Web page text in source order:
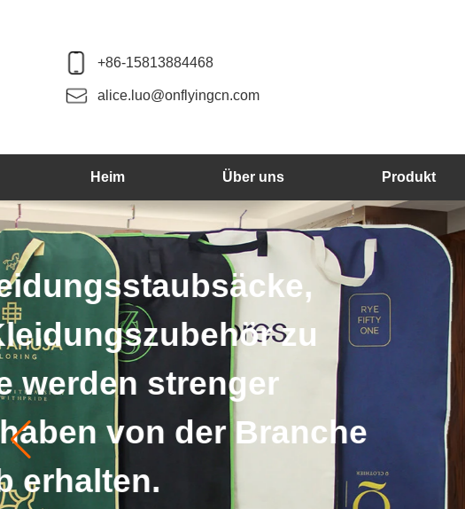
+86-15813884468
alice.luo@onflyingcn.com
Heim Über uns Produkt
Wir produzieren
weiter. Die